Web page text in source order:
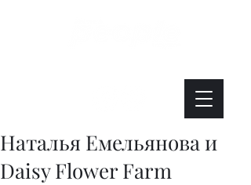
Наталья Емельянова и
Daisy Flower Farm